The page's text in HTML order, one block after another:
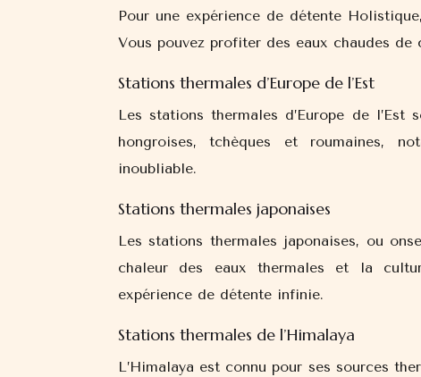
Pour une expérience de détente
Vous pouvez profiter des eaux chaudes
Stations thermales d’Europe de l’Est
Les stations thermales d’Europe de
hongroises, tchèques et roumaines,
inoubliable.
Stations thermales japonaises
Les stations thermales japonaises, ou
chaleur des eaux thermales et la
expérience de détente infinie.
Stations thermales de l’Himalaya
L’Himalaya est connu pour ses sources